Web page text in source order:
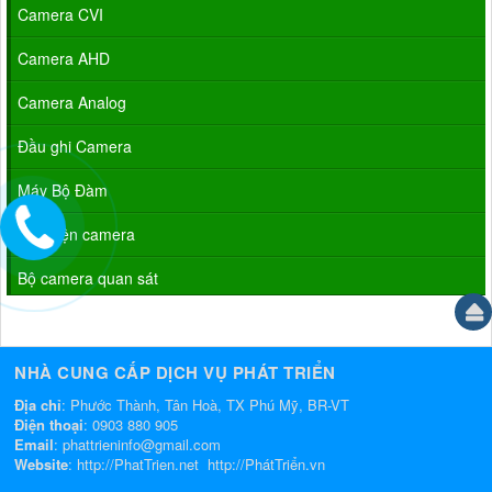
Camera CVI
Camera AHD
Camera Analog
Đầu ghi Camera
Máy Bộ Đàm
Phụ kiện camera
Bộ camera quan sát
NHÀ CUNG CẤP DỊCH VỤ PHÁT TRIỂN
Địa chỉ: Phước Thành, Tân Hoà, TX Phú Mỹ, BR-VT
Điện thoại: 0903 880 905
Email: phattrieninfo@gmail.com
Website: http://PhatTrien.net http://PhátTriển.vn